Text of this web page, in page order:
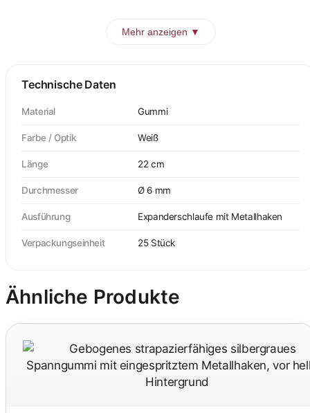
Mehr anzeigen ▼
Technische Daten
Material Gummi
Farbe / Optik Weiß
Länge 22 cm
Durchmesser Ø 6 mm
Ausführung Expanderschlaufe mit Metallhaken
Verpackungseinheit 25 Stück
Ähnliche Produkte